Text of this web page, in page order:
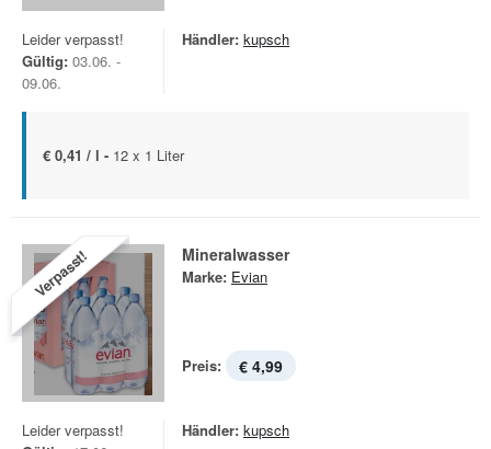
Leider verpasst!
Gültig: 03.06. -
09.06.
Händler: kupsch
€ 0,41 / l - 12 x 1 Liter
Verpasst! Mineralwasser
Marke: Evian
Preis: € 4,99
Leider verpasst!
Händler: kupsch